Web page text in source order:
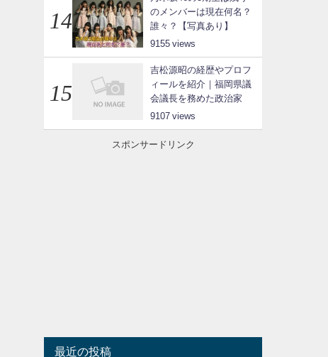
のメンバーは現在何名？
誰々？【写真あり】
9155
吉松源昭の経歴やプロフ
ィールを紹介｜福岡県議
会議長を務めた政治家
9107
スポンサードリンク
最近の投稿